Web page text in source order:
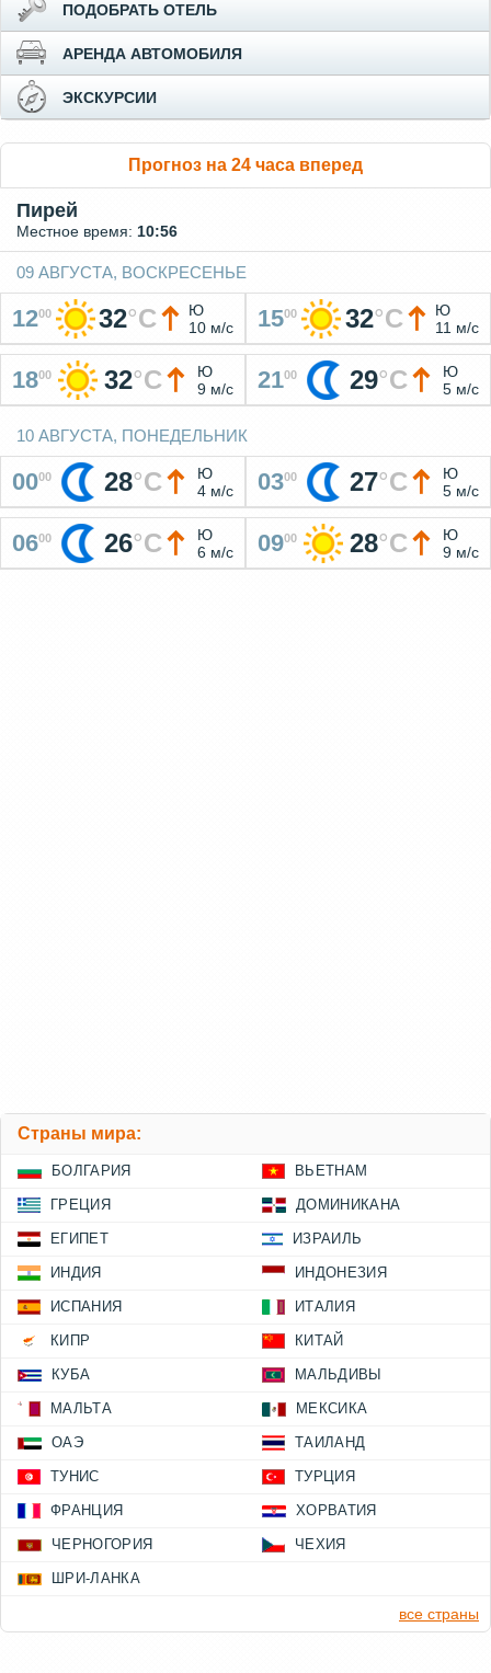
ПОДОБРАТЬ ОТЕЛЬ
АРЕНДА АВТОМОБИЛЯ
ЭКСКУРСИИ
Прогноз на 24 часа вперед
Пирей
Местное время: 10:56
09 АВГУСТА, ВОСКРЕСЕНЬЕ
1200 32°C
Ю
10 м/с
1500 32°C
Ю
11 м/с
1800 32°C
Ю
9 м/с
2100 29°C
Ю
5 м/с
10 АВГУСТА, ПОНЕДЕЛЬНИК
0000 28°C
Ю
4 м/с
0300 27°C
Ю
5 м/с
0600 26°C
Ю
6 м/с
0900 28°C
Ю
9 м/с
Страны мира:
БОЛГАРИЯ ВЬЕТНАМ
ГРЕЦИЯ ДОМИНИКАНА
ЕГИПЕТ ИЗРАИЛЬ
ИНДИЯ ИНДОНЕЗИЯ
ИСПАНИЯ ИТАЛИЯ
КИПР КИТАЙ
КУБА МАЛЬДИВЫ
МАЛЬТА МЕКСИКА
ОАЭ ТАИЛАНД
ТУНИС ТУРЦИЯ
ФРАНЦИЯ ХОРВАТИЯ
ЧЕРНОГОРИЯ ЧЕХИЯ
ШРИ-ЛАНКА
все страны